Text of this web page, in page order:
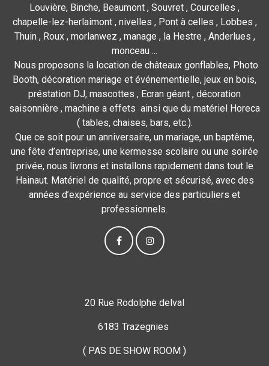
Louvière, Binche, Beaumont , Souvret , Courcelles ,
chapelle-lez-herlaimont , nivelles , Pont à celles , Lobbes ,
Thuin , Roux , morlanwez , manage , la Hestre , Anderlues ,
monceau ...
Nous proposons la location de châteaux gonflables, Photo
Booth, décoration mariage et événementielle, jeux en bois,
préstation DJ, mascottes , Ecran géant , décoration
saisonnière , machine a effets ainsi que du matériel Horeca
( tables, chaises, bars, etc.).
Que ce soit pour un anniversaire, un mariage, un baptême,
une fête d’entreprise, une kermesse scolaire ou une soirée
privée, nous livrons et installons rapidement dans tout le
Hainaut. Matériel de qualité, propre et sécurisé, avec des
années d’expérience au service des particuliers et
professionnels.
20 Rue Rodolphe delval
6183 Trazegnies
( PAS DE SHOW ROOM )